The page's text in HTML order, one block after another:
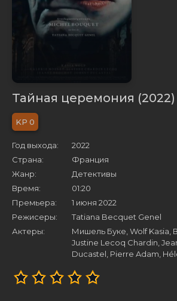
Тайная церемония (2022)
0
Год выхода:
2022
Страна:
Франция
Жанр:
Детективы
Время:
01:20
Премьера:
1 июня 2022
Режисеры:
Tatiana Becquet Genel
Актеры:
Мишель Буке, Wolf Kasia,
Justine Lecoq Chardin,
Ducastel, Pierre Adam,